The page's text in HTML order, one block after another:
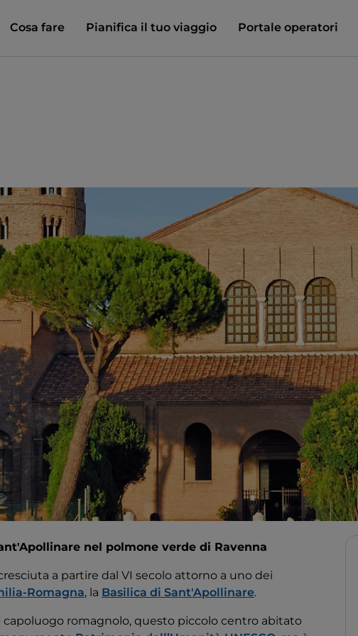
Cosa fare Pianifica il tuo viaggio Portale operatori
nel polmone verde di Ravenna
a partire dal VI secolo attorno a uno dei
Romagna, la Basilica di Sant'Apollinare.
capoluogo romagnolo, questo piccolo centro abitato